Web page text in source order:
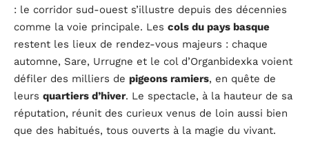
: le corridor sud-ouest s’illustre depuis des décennies
comme la voie principale. Les cols du pays basque
restent les lieux de rendez-vous majeurs : chaque
automne, Sare, Urrugne et le col d’Organbidexka voient
défiler des milliers de pigeons ramiers, en quête de
leurs quartiers d’hiver. Le spectacle, à la hauteur de sa
réputation, réunit des curieux venus de loin aussi bien
que des habitués, tous ouverts à la magie du vivant.